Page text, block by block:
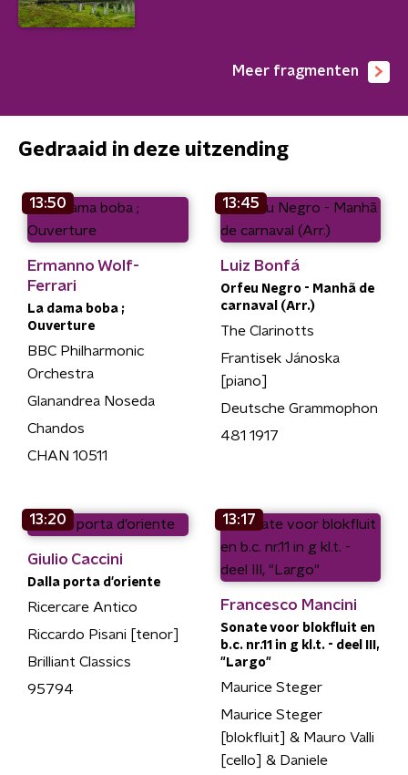
Meer fragmenten
Gedraaid in deze uitzending
13:50
Ermanno Wolf-
Ferrari
La dama boba ;
Ouverture
BBC Philharmonic
Orchestra
Glanandrea Noseda
Chandos
CHAN 10511
13:45
Luiz Bonfá
Orfeu Negro - Manhã de
carnaval (Arr.)
The Clarinotts
Frantisek Jánoska
[piano]
Deutsche Grammophon
481 1917
13:20
Giulio Caccini
Dalla porta d'oriente
Ricercare Antico
Riccardo Pisani [tenor]
Brilliant Classics
95794
13:17
Francesco Mancini
Sonate voor blokfluit en
b.c. nr.11 in g kl.t. - deel III,
"Largo"
Maurice Steger
Maurice Steger
[blokfluit] & Mauro Valli
[cello] & Daniele